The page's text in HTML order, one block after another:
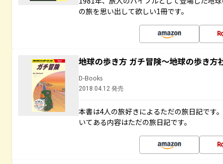
の旅を思い出して欲しい1冊です。
地球の歩き方 ガチ冒険～地球の歩き方
D-Books
2018.04.12 発売
本書は4人の旅好きによるただの旅日記です
いてある内容はただの旅日記です。